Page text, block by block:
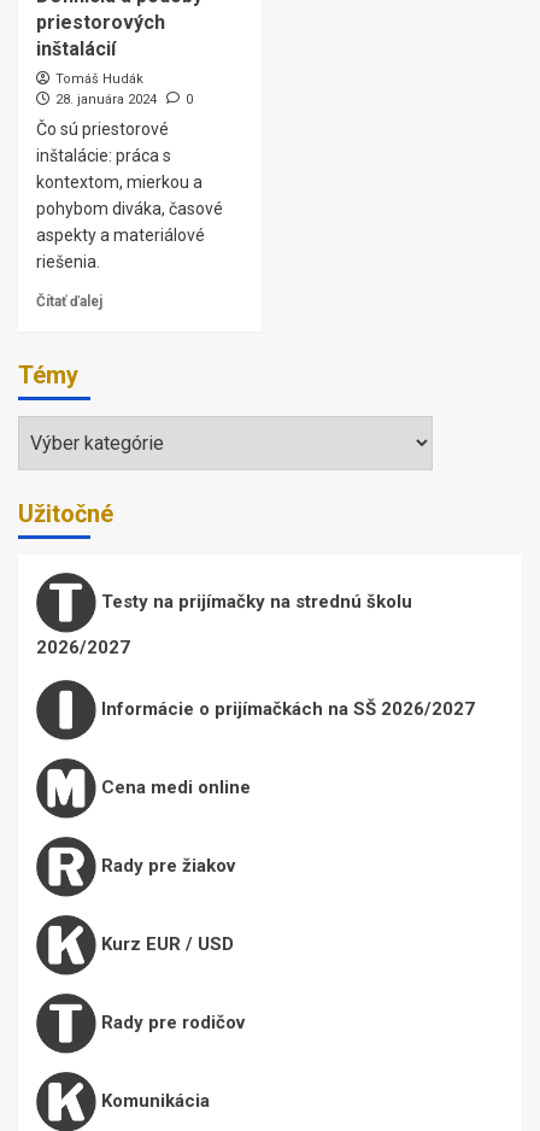
priestorových
inštalácií
Tomáš Hudák
28. januára 2024
0
Čo sú priestorové
inštalácie: práca s
kontextom, mierkou a
pohybom diváka, časové
aspekty a materiálové
riešenia.
Čítať ďalej
Témy
Témy
Užitočné
Testy na prijímačky na strednú školu
2026/2027
Informácie o prijímačkách na SŠ 2026/2027
Cena medi online
Rady pre žiakov
Kurz EUR / USD
Rady pre rodičov
Komunikácia